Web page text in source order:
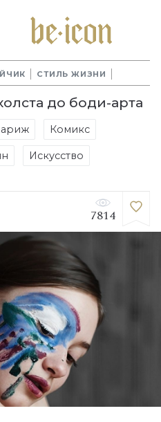
СТИЛЬ ЖИЗНИ
до боди-арта
Комикс
Искусство
7814